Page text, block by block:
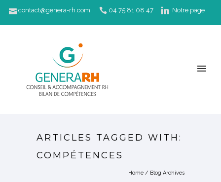
contact@genera-rh.com 04 75 81 08 47 Notre page
ARTICLES TAGGED WITH:
COMPÉTENCES
Home / Blog Archives